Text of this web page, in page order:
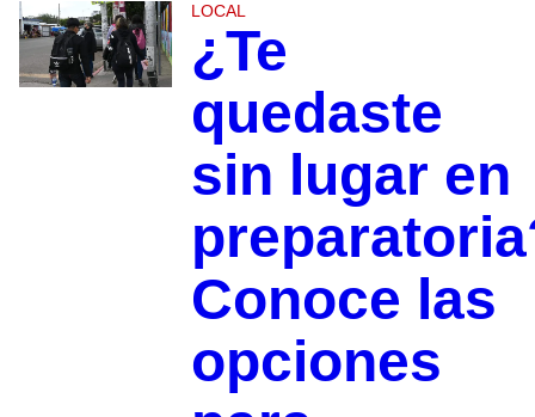
LOCAL
¿Te
quedaste
sin lugar en
Conoce las
opciones